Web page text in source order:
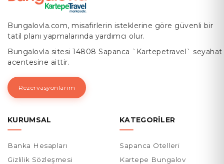
Bungalovla.com, misafirlerin isteklerine göre güvenli bir
tatil planı yapmalarında yardımcı olur.
Bungalovla sitesi 14808 Sapanca `Kartepetravel` seyahat
acentesine aittir.
Rezervasyonlarım
KURUMSAL
Banka Hesapları
Gizlilik Sözleşmesi
KATEGORILER
Sapanca Otelleri
Kartepe Bungalov